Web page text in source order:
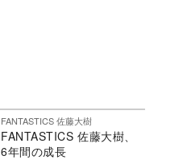
FANTASTICS 佐藤大樹
FANTASTICS 佐藤大樹、
6年間の成長